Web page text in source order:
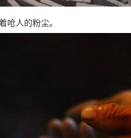
呛人的粉尘。